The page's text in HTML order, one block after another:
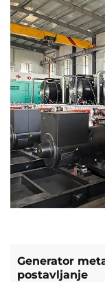
Generator
postavljanje